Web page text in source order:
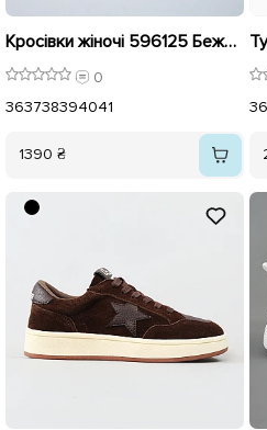
Кросівки жіночі 596125 Бежеві
0
363738394041
1390 ₴
36